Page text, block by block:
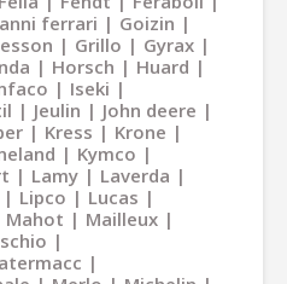
ferrari
Goizin
Grillo
Gyrax
Horsch
Huard
Iseki
Jeulin
John deere
Kress
Krone
Kymco
Lamy
Laverda
Lipco
Lucas
Mahot
Mailleux